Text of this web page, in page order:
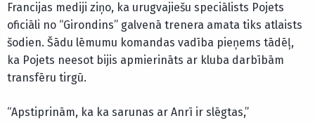
Francijas mediji ziņo, ka urugvajiešu speciālists Pojets
oficiāli no “Girondins” galvenā trenera amata tiks atlaists
šodien. Šādu lēmumu komandas vadība pieņems tādēļ,
ka Pojets neesot bijis apmierināts ar kluba darbībām
transfēru tirgū.
“Apstiprinām, ka ka sarunas ar Anrī ir slēgtas,”